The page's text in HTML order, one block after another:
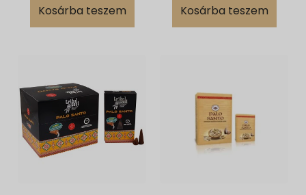
Kosárba teszem Kosárba teszem